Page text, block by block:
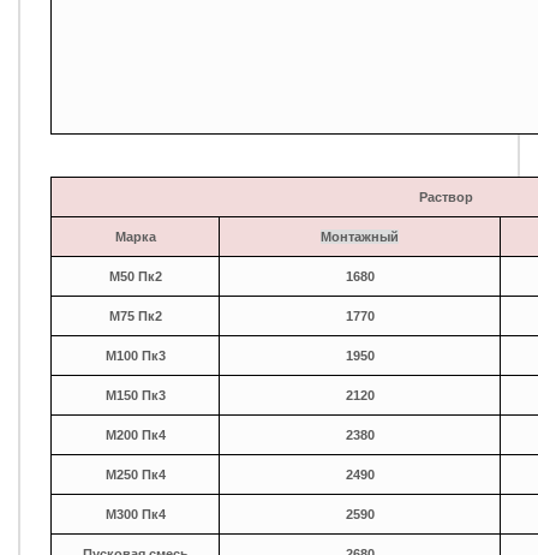
Раствор
Марка Монтажный
М50 Пк2 1680
М75 Пк2 1770
М100 Пк3 1950
М150 Пк3 2120
М200 Пк4 2380
М250 Пк4 2490
М300 Пк4 2590